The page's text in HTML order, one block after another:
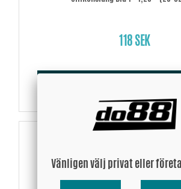
118 SEK
Vänligen välj privat eller